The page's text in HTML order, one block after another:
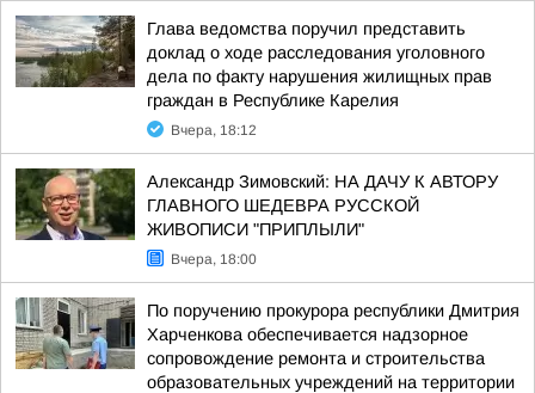
Глава ведомства поручил представить
доклад о ходе расследования уголовного
дела по факту нарушения жилищных прав
граждан в Республике Карелия
Вчера, 18:12
Александр Зимовский: НА ДАЧУ К АВТОРУ
ГЛАВНОГО ШЕДЕВРА РУССКОЙ
ЖИВОПИСИ "ПРИПЛЫЛИ"
Вчера, 18:00
По поручению прокурора республики Дмитрия
Харченкова обеспечивается надзорное
сопровождение ремонта и строительства
образовательных учреждений на территории